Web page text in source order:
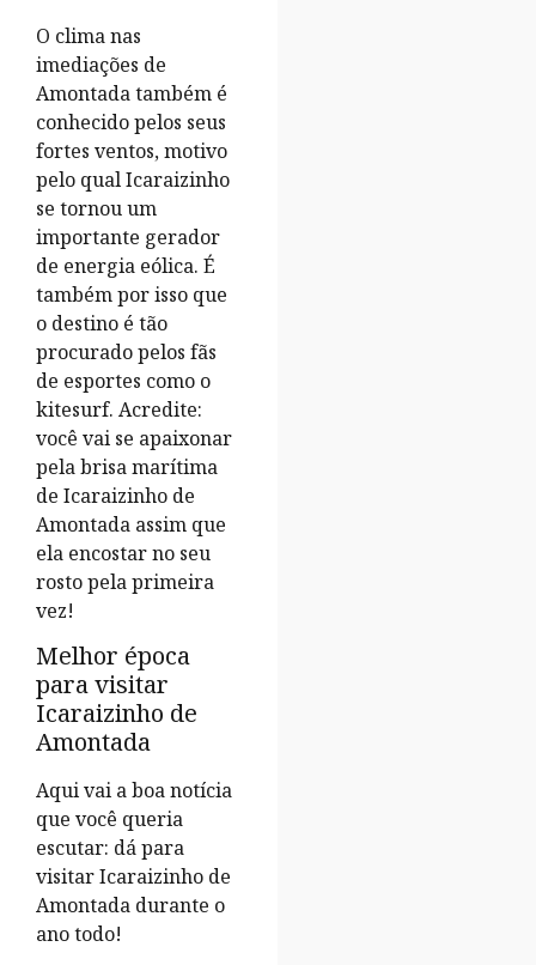
O clima nas
imediações de
Amontada também é
conhecido pelos seus
fortes ventos, motivo
pelo qual Icaraizinho
se tornou um
importante gerador
de energia eólica. É
também por isso que
o destino é tão
procurado pelos fãs
de esportes como o
kitesurf. Acredite:
você vai se apaixonar
pela brisa marítima
de Icaraizinho de
Amontada assim que
ela encostar no seu
rosto pela primeira
vez!
Melhor época
para visitar
Icaraizinho de
Amontada
Aqui vai a boa notícia
que você queria
escutar: dá para
visitar Icaraizinho de
Amontada durante o
ano todo!